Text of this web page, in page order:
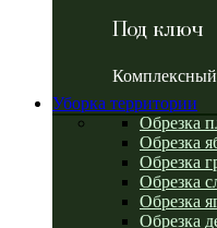
Под ключ
Уборка территории
Обрезка
Обрезка
Обрезка
Обрезка
Обрезка
Обрезка